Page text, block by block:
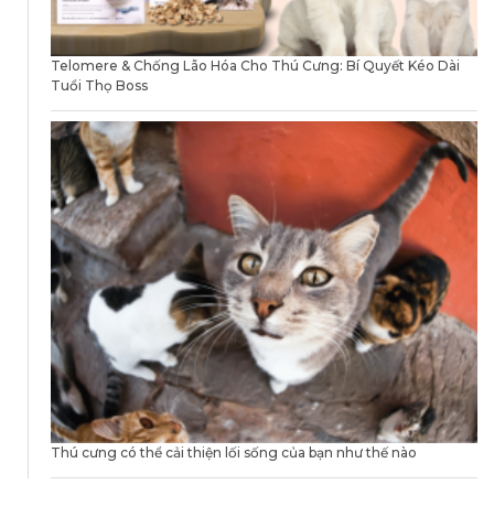
Telomere & Chống Lão Hóa Cho Thú Cưng: Bí Quyết Kéo Dài
Tuổi Thọ Boss
Thú cưng có thể cải thiện lối sống của bạn như thế nào